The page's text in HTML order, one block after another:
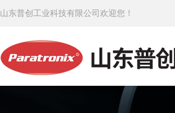
山东普创工业科技有限公司欢迎您！